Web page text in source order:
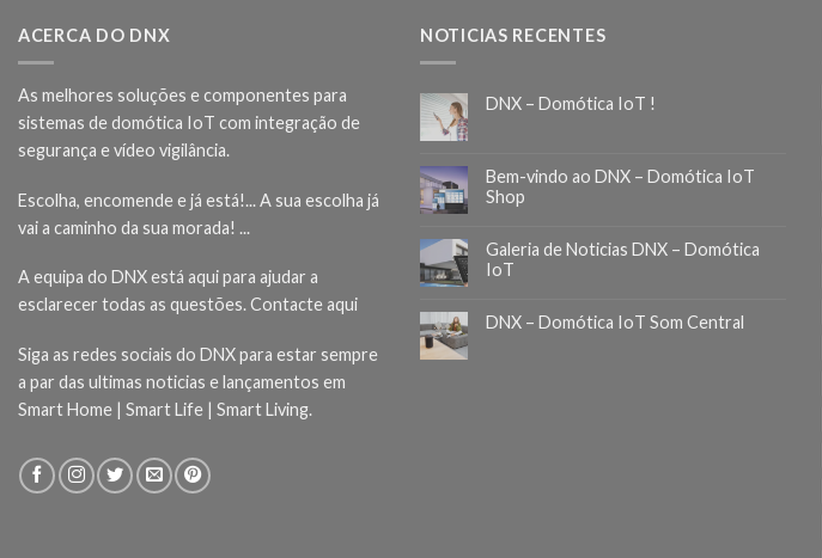
ACERCA DO DNX
As melhores soluções e componentes para
sistemas de domótica IoT com integração de
segurança e vídeo vigilância.
Escolha, encomende e já está!... A sua escolha já
vai a caminho da sua morada! ...
A equipa do DNX está aqui para ajudar a
esclarecer todas as questões.Contacte aqui
Siga as redes sociais do DNX para estar sempre
a par das ultimas noticias e lançamentos em
Smart Home | Smart Life | Smart Living.
NOTICIAS RECENTES
DNX – Domótica IoT !
Bem-vindo ao DNX – Domótica IoT
Shop
Galeria de Noticias DNX – Domótica
IoT
DNX – Domótica IoT Som Central